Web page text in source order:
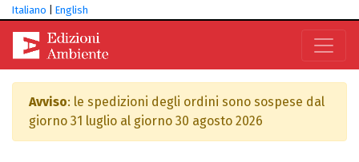
Italiano English
Avviso: le spedizioni degli ordini sono sospese dal
giorno 31 luglio al giorno 30 agosto 2026